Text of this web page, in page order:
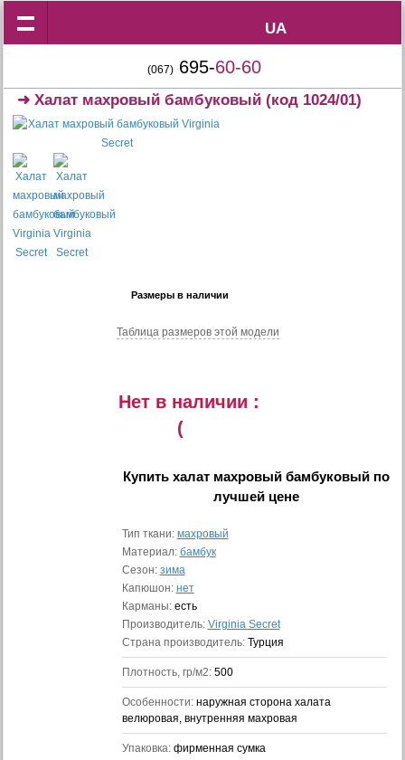
UA
UA
(067) 695-60-60
➜Халат махровый бамбуковый (код 1024/01)
Размеры в наличии
Таблица размеров этой модели
Нет в наличии :
(
Купитьхалат махровый бамбуковый по
лучшей цене
Тип ткани: махровый
Материал: бамбук
Сезон: зима
Капюшон: нет
Карманы: есть
Производитель: Virginia Secret
Страна производитель: Турция
Плотность, гр/м2: 500
Особенности: наружная сторона халата
велюровая, внутренняя махровая
Упаковка: фирменная сумка